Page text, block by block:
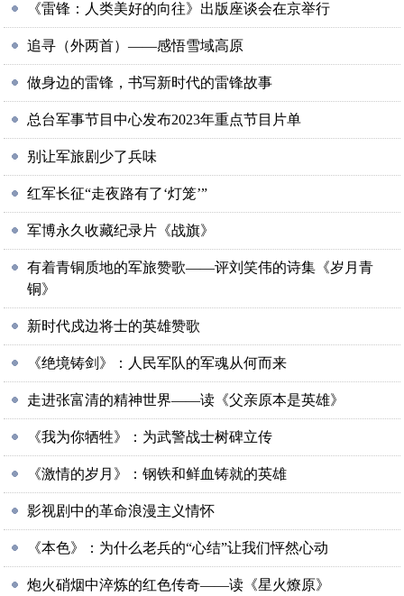
《雷锋：人类美好的向往》出版座谈会在京举行
追寻（外两首）——感悟雪域高原
做身边的雷锋，书写新时代的雷锋故事
总台军事节目中心发布2023年重点节目片单
别让军旅剧少了兵味
红军长征“走夜路有了‘灯笼’”
军博永久收藏纪录片《战旗》
有着青铜质地的军旅赞歌——评刘笑伟的诗集《岁月青
铜》
新时代戍边将士的英雄赞歌
《绝境铸剑》：人民军队的军魂从何而来
走进张富清的精神世界——读《父亲原本是英雄》
《我为你牺牲》：为武警战士树碑立传
《激情的岁月》：钢铁和鲜血铸就的英雄
影视剧中的革命浪漫主义情怀
《本色》：为什么老兵的“心结”让我们怦然心动
炮火硝烟中淬炼的红色传奇——读《星火燎原》